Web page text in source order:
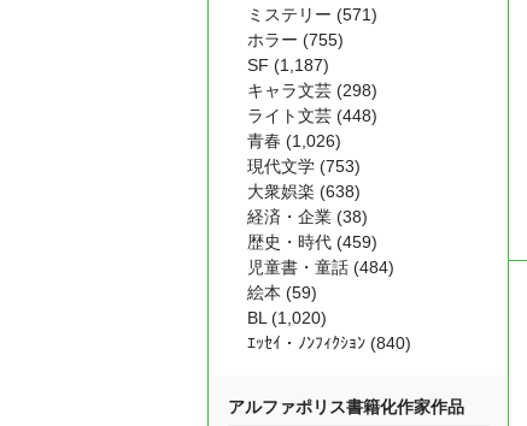
ミステリー (571)
ホラー (755)
SF (1,187)
キャラ文芸 (298)
ライト文芸 (448)
青春 (1,026)
現代文学 (753)
大衆娯楽 (638)
経済・企業 (38)
歴史・時代 (459)
児童書・童話 (484)
絵本 (59)
BL (1,020)
ｴｯｾｲ・ﾉﾝﾌｨｸｼｮﾝ (840)
アルファポリス書籍化作家作品